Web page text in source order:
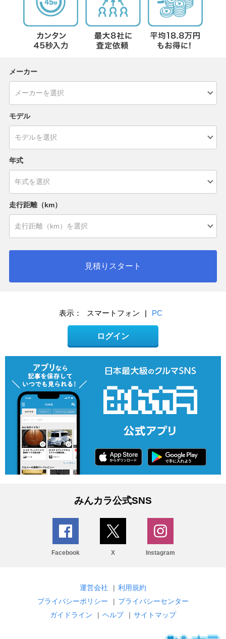
メーカー
モデル
年式
走行距離（km）
見積りスタート
表示： スマートフォン | PC
ログイン
みんカラ公式SNS
Facebook X Instagram
運営会社 | 利用規約
プライバシーポリシー
| プライバシーセンター
ガイドライン
| ヘルプ | サイトマップ